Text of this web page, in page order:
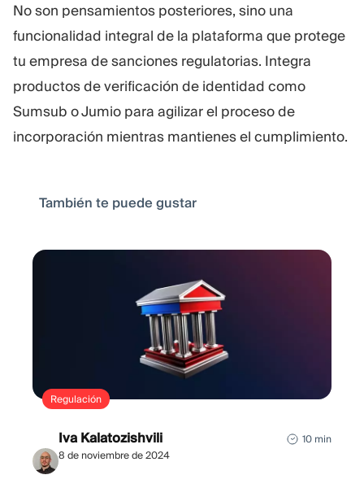
No son pensamientos posteriores, sino una
funcionalidad integral de la plataforma que protege
tu empresa de sanciones regulatorias. Integra
productos de verificación de identidad como
Sumsub o Jumio para agilizar el proceso de
incorporación mientras mantienes el cumplimiento.
También te puede gustar
Regulación
Iva Kalatozishvili
8 de noviembre de 2024
10 min